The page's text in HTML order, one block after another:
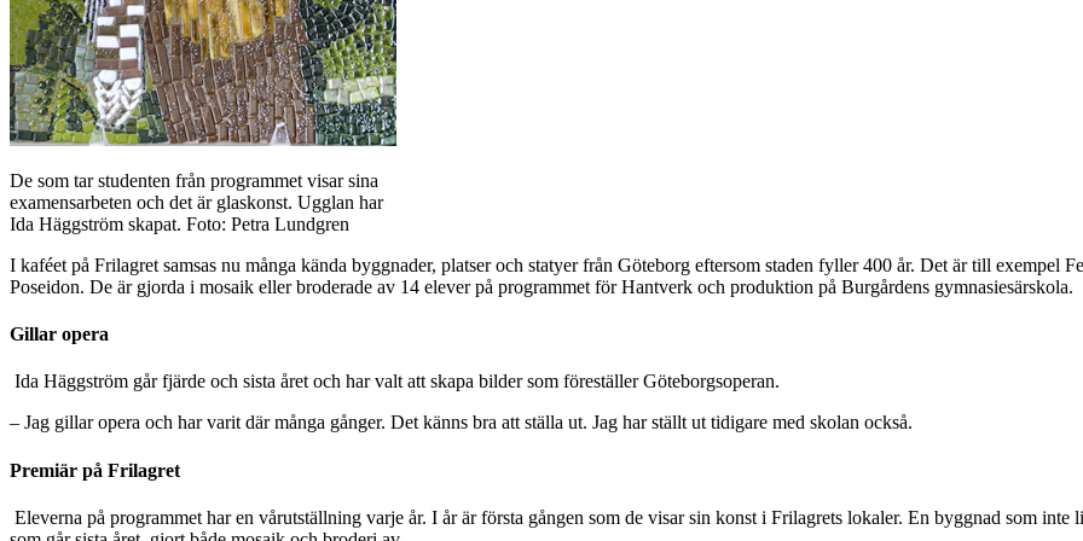
De som tar studenten från programmet visar sina
examensarbeten och det är glaskonst. Ugglan har
Ida Häggström skapat. Foto: Petra Lundgren
I kaféet på Frilagret samsas nu många kända byggnader, platser och statyer från Göteborg eftersom staden fyller 400 år. Det är till exempel
Poseidon. De är gjorda i mosaik eller broderade av 14 elever på programmet för Hantverk och produktion på Burgårdens gymnasiesärskola.
Gillar opera
Ida Häggström går fjärde och sista året och har valt att skapa bilder som föreställer Göteborgsoperan.
– Jag gillar opera och har varit där många gånger. Det känns bra att ställa ut. Jag har ställt ut tidigare med skolan också.
Premiär på Frilagret
Eleverna på programmet har en vårutställning varje år. I år är första gången som de visar sin konst i Frilagrets lokaler. En byggnad som